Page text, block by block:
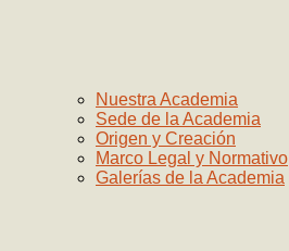
Nuestra Academia
Sede de la Academia
Origen y Creación
Marco Legal y Normativo
Galerías de la Academia